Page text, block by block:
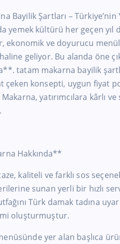
Bayilik Şartları –
yemek kültürü her geçen yıl
ekonomik ve doyurucu
geliyor. Bu alanda öne
tatam makarna bayilik
çeken konsepti, uygun fiyat
Makarna, yatırımcılara
Hakkında**
kaliteli ve farklı sos
sunan yerli bir hızlı
Türk damak tadına
oluşturmuştur.
yer alan başlıca